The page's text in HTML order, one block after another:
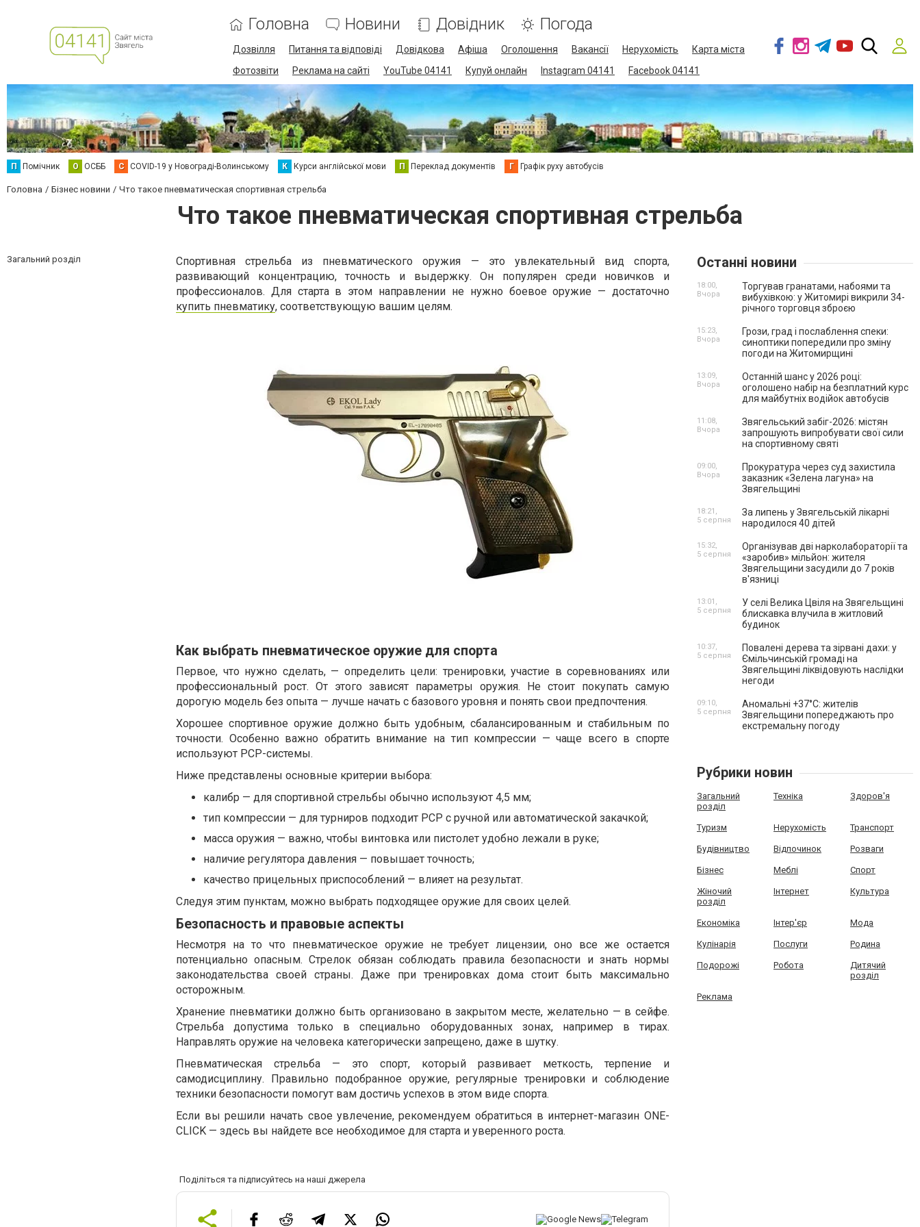
Головна Новини Довідник Погода
Дозвілля Питання та відповіді Довідкова Афіша Оголошення Вакансії Нерухомість
Карта міста
Фотозвіти
Реклама на сайті YouTube 04141 Купуй онлайн Instagram 04141 Facebook 04141
П Помічник О ОСББ C COVID-19 у Новограді-Волинському К Курси англійської мови П Переклад документів Г Графік руху автобусів
Головна Бізнес новини Что такое пневматическая спортивная стрельба
Что такое пневматическая спортивная стрельба
Загальний розділ
Спортивная стрельба из пневматического оружия — это увлекательный вид спорта,
развивающий концентрацию, точность и выдержку. Он популярен среди новичков и
профессионалов. Для старта в этом направлении не нужно боевое оружие — достаточно
купить пневматику, соответствующую вашим целям.
Как выбрать пневматическое оружие для спорта
Первое, что нужно сделать, — определить цели: тренировки, участие в соревнованиях или
профессиональный рост. От этого зависят параметры оружия. Не стоит покупать самую
дорогую модель без опыта — лучше начать с базового уровня и понять свои предпочтения.
Хорошее спортивное оружие должно быть удобным, сбалансированным и стабильным по
точности. Особенно важно обратить внимание на тип компрессии — чаще всего в спорте
используют PCP-системы.
Ниже представлены основные критерии выбора:
калибр — для спортивной стрельбы обычно используют 4,5 мм;
тип компрессии — для турниров подходит PCP с ручной или автоматической закачкой;
масса оружия — важно, чтобы винтовка или пистолет удобно лежали в руке;
наличие регулятора давления — повышает точность;
качество прицельных приспособлений — влияет на результат.
Следуя этим пунктам, можно выбрать подходящее оружие для своих целей.
Безопасность и правовые аспекты
Несмотря на то что пневматическое оружие не требует лицензии, оно все же остается
потенциально опасным. Стрелок обязан соблюдать правила безопасности и знать нормы
законодательства своей страны. Даже при тренировках дома стоит быть максимально
осторожным.
Хранение пневматики должно быть организовано в закрытом месте, желательно — в сейфе.
Стрельба допустима только в специально оборудованных зонах, например в тирах.
Направлять оружие на человека категорически запрещено, даже в шутку.
Пневматическая стрельба — это спорт, который развивает меткость, терпение и
самодисциплину. Правильно подобранное оружие, регулярные тренировки и соблюдение
техники безопасности помогут вам достичь успехов в этом виде спорта.
Если вы решили начать свое увлечение, рекомендуем обратиться в интернет-магазин ONE-
CLICK — здесь вы найдете все необходимое для старта и уверенного роста.
Поділіться та підписуйтесь на наші джерела
Останні новини
Торгував гранатами, набоями та
вибухівкою: у Житомирі викрили 34-
річного торговця зброєю
18:00,
Вчора
Грози, град і послаблення спеки:
синоптики попередили про зміну
погоди на Житомирщині
15:23,
Вчора
Останній шанс у 2026 році:
оголошено набір на безплатний курс
для майбутніх водійок автобусів
13:09,
Вчора
Звягельський забіг-2026: містян
запрошують випробувати свої сили
на спортивному святі
11:08,
Вчора
Прокуратура через суд захистила
заказник «Зелена лагуна» на
Звягельщині
09:00,
Вчора
За липень у Звягельській лікарні
народилося 40 дітей
18:21,
5 серпня
Організував дві нарколабораторії та
«заробив» мільйон: жителя
Звягельщини засудили до 7 років
в'язниці
15:32,
5 серпня
У селі Велика Цвіля на Звягельщині
блискавка влучила в житловий
будинок
13:01,
5 серпня
Повалені дерева та зірвані дахи: у
Ємільчинській громаді на
Звягельщині ліквідовують наслідки
негоди
10:37,
5 серпня
Аномальні +37°C: жителів
Звягельщини попереджають про
екстремальну погоду
09:10,
5 серпня
Рубрики новин
Загальний
розділ
Техніка Здоров'я
Туризм Нерухомість Транспорт
Будівництво Відпочинок Розваги
Бізнес Меблі Спорт
Жіночий
розділ
Інтернет Культура
Економіка Інтер'єр Мода
Кулінарія Послуги Родина
Подорожі Робота
Дитячий
розділ
Реклама